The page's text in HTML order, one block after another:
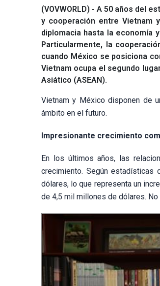
(VOVWORLD) - A 50 años del
y cooperación entre Vietnam
diplomacia hasta la economía
Particularmente, la
cuando México se posiciona
Vietnam ocupa el segundo
Asiático (ASEAN).
Vietnam y México disponen de
ámbito en el futuro.
Impresionante crecimiento
En los últimos años, las
crecimiento. Según
dólares, lo que representa un
de 4,5 mil millones de dólares.